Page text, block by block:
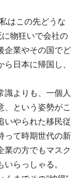
はこの先どうな
物狂いで会社の
企業やその国でど
日本に帰国し、
識よりも、一個人
、という姿勢がこ
いやられた移民従
って時期世代の新
業の方でもマスク
らっしゃる。